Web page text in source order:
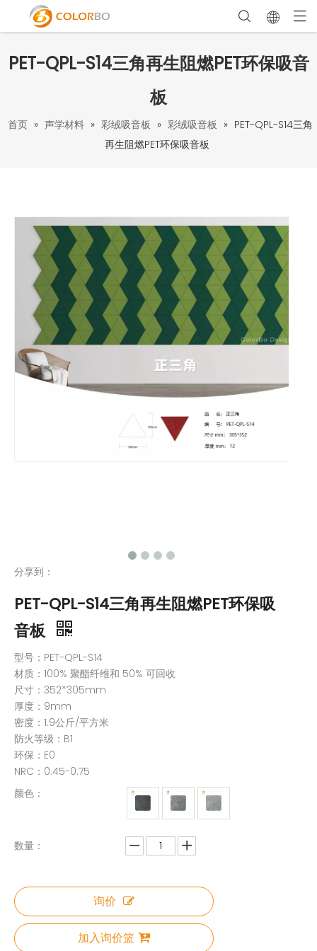
PET-QPL-S14三角再生阻燃PET环保吸音
板
首页 » 声学材料 » 彩绒吸音板 » 彩绒吸音板 » PET-QPL-S14三角
再生阻燃PET环保吸音板
分享到：
PET-QPL-S14三角再生阻燃PET环保吸
音板
型号：PET-QPL-S14
材质：100% 聚酯纤维和 50% 可回收
尺寸：352*305mm
厚度：9mm
密度：1.9公斤/平方米
防火等级：B1
环保：E0
NRC：0.45-0.75
颜色：
数量：
询价
加入询价篮